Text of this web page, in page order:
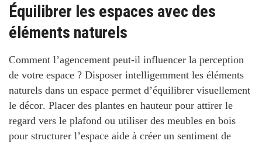
Équilibrer les espaces avec des
éléments naturels
Comment l’agencement peut-il influencer la perception
de votre espace ? Disposer intelligemment les éléments
naturels dans un espace permet d’équilibrer visuellement
le décor. Placer des plantes en hauteur pour attirer le
regard vers le plafond ou utiliser des meubles en bois
pour structurer l’espace aide à créer un sentiment de